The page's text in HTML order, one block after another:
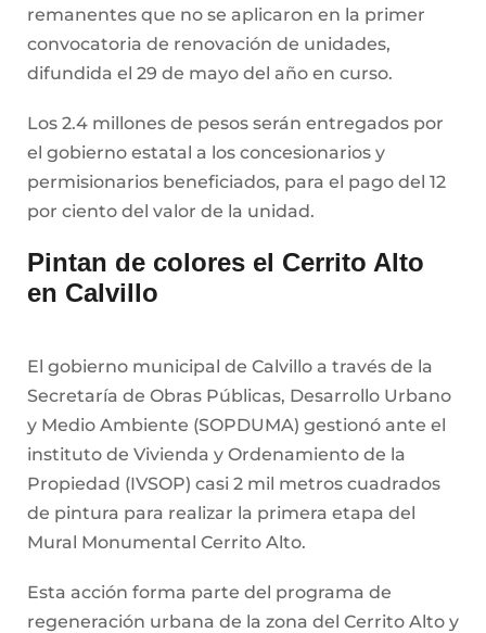
remanentes que no se aplicaron en la primer
convocatoria de renovación de unidades,
difundida el 29 de mayo del año en curso.
Los 2.4 millones de pesos serán entregados por
el gobierno estatal a los concesionarios y
permisionarios beneficiados, para el pago del 12
por ciento del valor de la unidad.
Pintan de colores el Cerrito Alto
en Calvillo
El gobierno municipal de Calvillo a través de la
Secretaría de Obras Públicas, Desarrollo Urbano
y Medio Ambiente (SOPDUMA) gestionó ante el
instituto de Vivienda y Ordenamiento de la
Propiedad (IVSOP) casi 2 mil metros cuadrados
de pintura para realizar la primera etapa del
Mural Monumental Cerrito Alto.
Esta acción forma parte del programa de
regeneración urbana de la zona del Cerrito Alto y